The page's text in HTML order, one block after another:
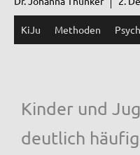
KiJu Methoden
Kinder und
deutlich